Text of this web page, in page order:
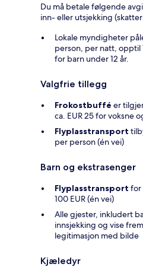
Du må betale følgende
inn- eller utsjekking
Lokale myndigheter
person, per natt,
for barn under 12 år.
Valgfrie tillegg
Frokostbuffé er
ca. EUR 25 for voksne
Flyplasstransport
per person (én vei)
Barn og ekstrasenger
Flyplasstransport for
100 EUR (én vei)
Alle gjester, inkludert
innsjekking og vise
legitimasjon med bilde
Kjæledyr